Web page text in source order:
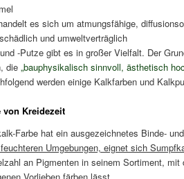
es sich um atmungsfähige,
und umweltverträglich
-Putze gibt es in großer Vielfalt. Der
die „bauphysikalisch sinnvoll, ästhetisch
werden einige Kalkfarben und
von Kreidezeit
Farbe hat ein ausgezeichnetes Binde-
Umgebungen, eignet sich
an Pigmenten in seinem Sortiment,